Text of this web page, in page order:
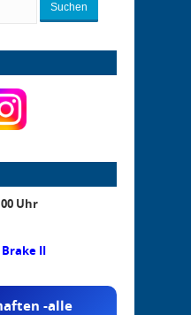
Suchen
Uhr
Brake II
-alle